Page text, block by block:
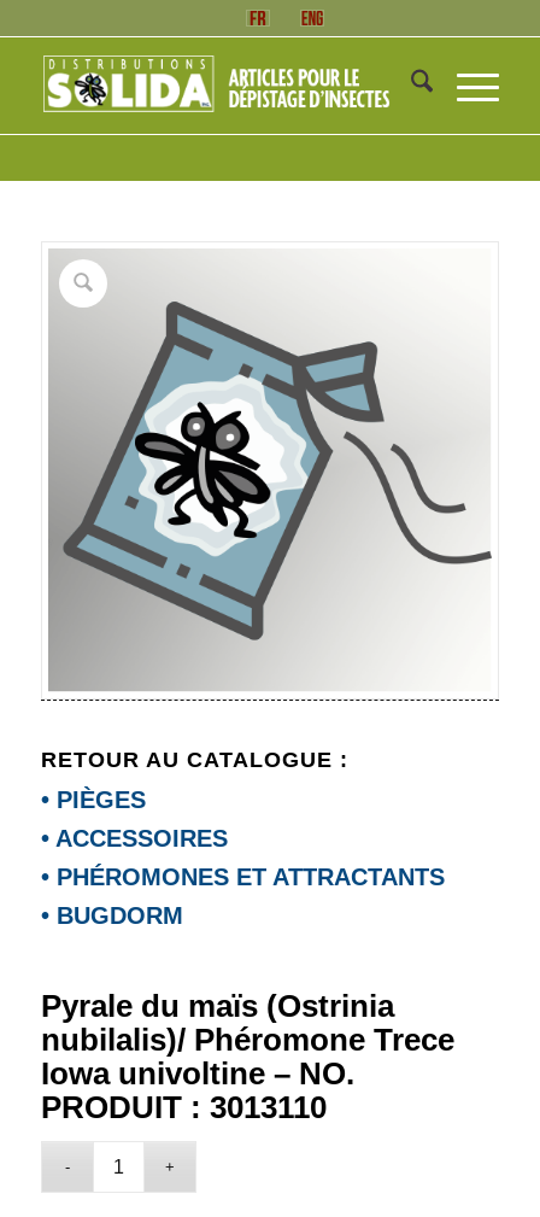
RETOUR AU CATALOGUE :
• PIÈGES
• ACCESSOIRES
• PHÉROMONES ET ATTRACTANTS
• BUGDORM
Pyrale du maïs (Ostrinia
nubilalis)/ Phéromone Trece
Iowa univoltine – NO.
PRODUIT : 3013110